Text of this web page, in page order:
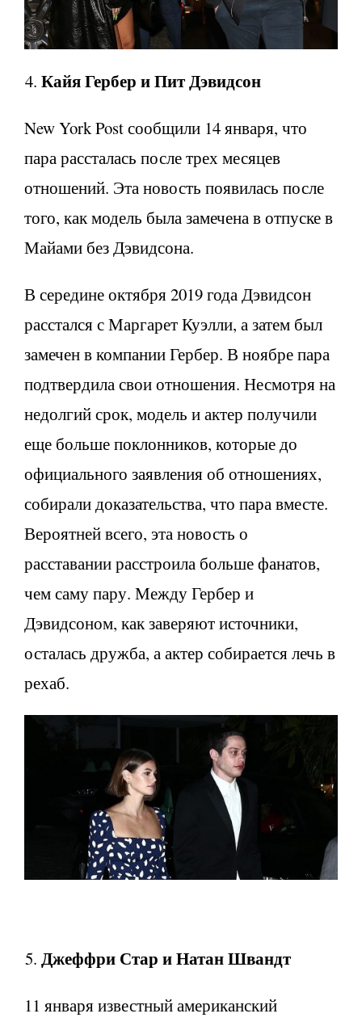
Кайя Гербер и Пит Дэвидсон
New York Post сообщили 14 января, что
пара рассталась после трех месяцев
отношений. Эта новость появилась после
того, как модель была замечена в отпуске в
Майами без Дэвидсона.
В середине октября 2019 года Дэвидсон
расстался с Маргарет Куэлли, а затем был
замечен в компании Гербер. В ноябре пара
подтвердила свои отношения. Несмотря на
недолгий срок, модель и актер получили
еще больше поклонников, которые до
официального заявления об отношениях,
собирали доказательства, что пара вместе.
Вероятней всего, эта новость о
расставании расстроила больше фанатов,
чем саму пару. Между Гербер и
Дэвидсоном, как заверяют источники,
осталась дружба, а актер собирается лечь в
рехаб.
Джеффри Стар и Натан Швандт
11 января известный американский